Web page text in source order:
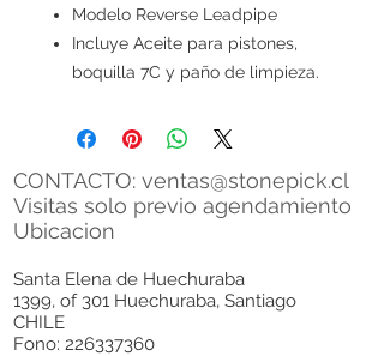
Modelo Reverse Leadpipe
Incluye Aceite para pistones,
boquilla 7C y paño de limpieza.
CONTACTO: ventas@stonepick.cl
Visitas solo previo agendamiento
Ubicacion
Santa Elena de Huechuraba
1399, of 301 Huechuraba, Santiago
CHILE
Fono: 226337360